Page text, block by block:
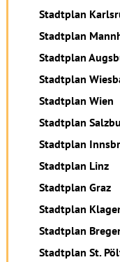
Stadtplan
Stadtplan
Stadtplan
Stadtplan
Stadtplan Wien
Stadtplan
Stadtplan
Stadtplan Linz
Stadtplan Graz
Stadtplan
Stadtplan
Stadtplan St.